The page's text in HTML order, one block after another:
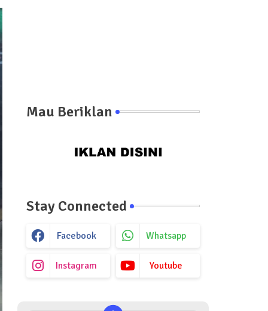
Mau Beriklan
Stay Connected
Facebook Whatsapp
Instagram Youtube